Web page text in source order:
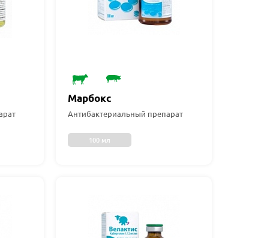
Марбокс
Антибактериальный препарат
100 мл